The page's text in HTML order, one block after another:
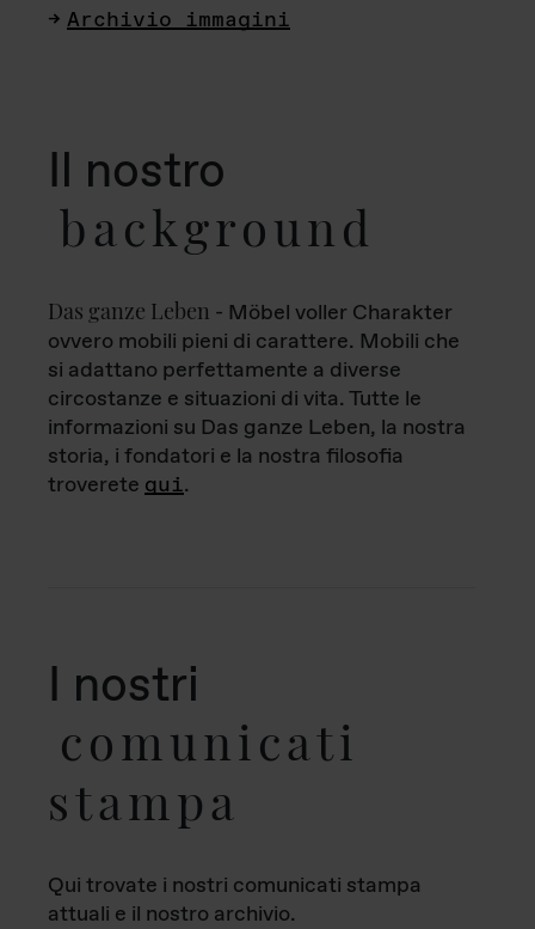
Archivio immagini
Il nostro
background
Das ganze Leben - Möbel voller Charakter
ovvero mobili pieni di carattere. Mobili che
si adattano perfettamente a diverse
circostanze e situazioni di vita. Tutte le
informazioni su Das ganze Leben, la nostra
storia, i fondatori e la nostra filosofia
troverete qui.
I nostri
comunicati
stampa
Qui trovate i nostri comunicati stampa
attuali e il nostro archivio.